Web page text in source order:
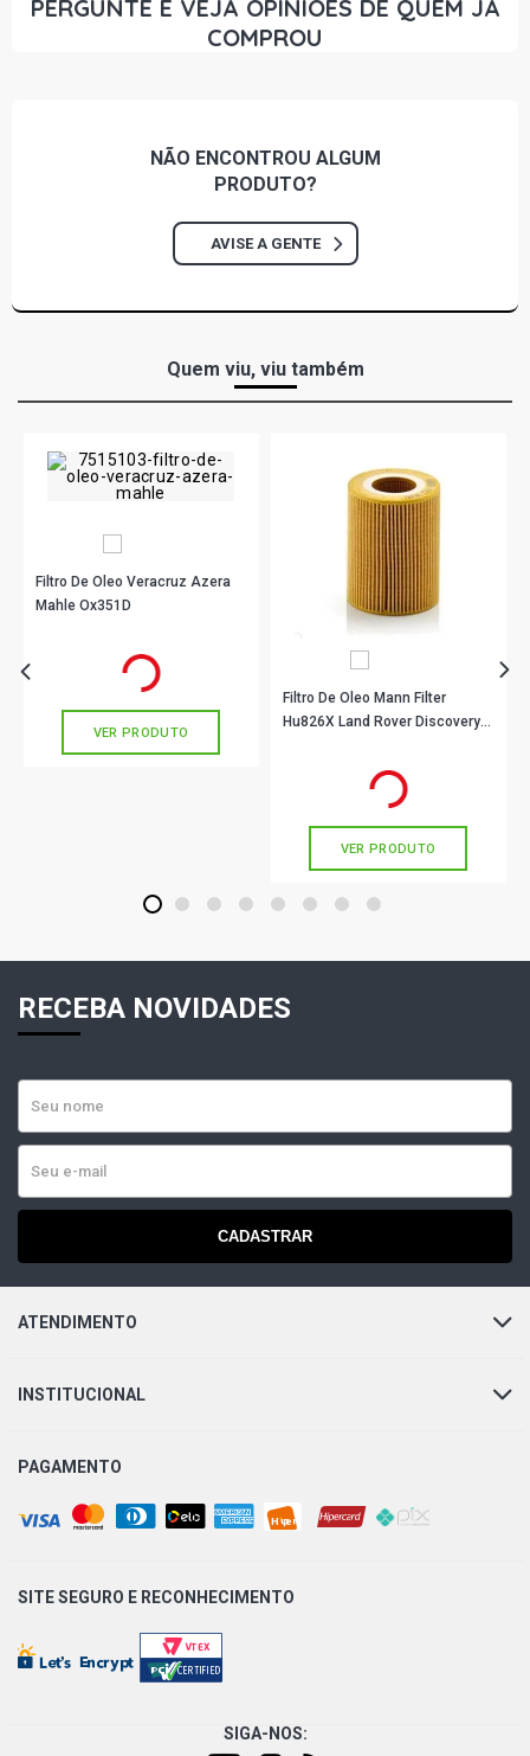
PERGUNTE E VEJA OPINIÕES DE QUEM JÁ
COMPROU
NÃO ENCONTROU ALGUM
PRODUTO?
AVISE A GENTE
Quem viu, viu também
Filtro De Oleo Veracruz Azera
Mahle Ox351D
em até 3x de
VER PRODUTO
Filtro De Oleo Mann Filter
Hu826X Land Rover Discovery
em até 2x de
VER PRODUTO
1 2 3 4 5 6 7 8
RECEBA NOVIDADES
CADASTRAR
ATENDIMENTO
INSTITUCIONAL
PAGAMENTO
SITE SEGURO E RECONHECIMENTO
SIGA-NOS: